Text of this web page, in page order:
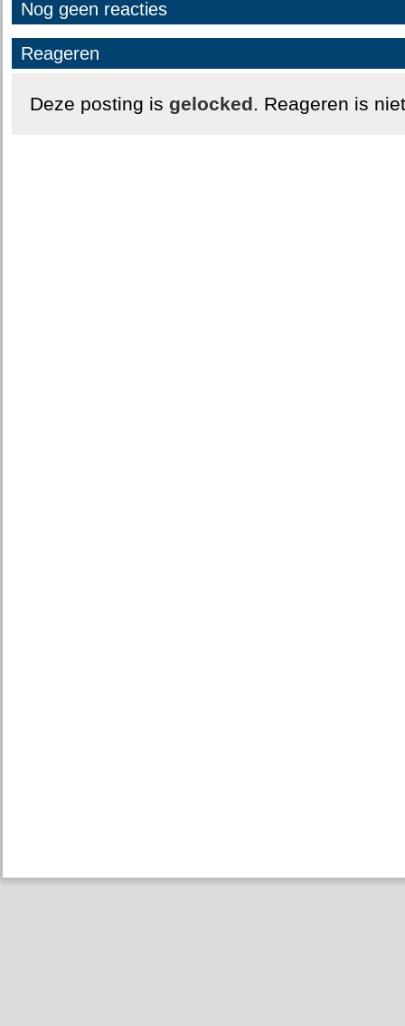
Nog geen reacties
Reageren
Deze posting is gelocked. Reageren is